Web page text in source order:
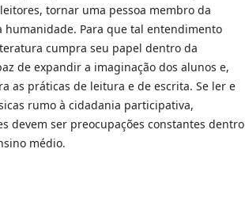
tornar uma pessoa membro da
humanidade. Para que tal entendimento
cumpra seu papel dentro da
de expandir a imaginação dos alunos e,
as práticas de leitura e de escrita. Se ler e
rumo à cidadania participativa,
devem ser preocupações constantes dentro
médio.